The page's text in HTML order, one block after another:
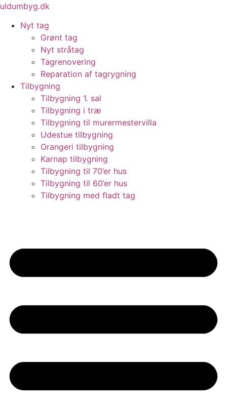
Videre
indhold
uldumbyg.dk
Nyt tag
Grønt tag
Nyt stråtag
Tagrenovering
Reparation af tagrygning
Tilbygning
Tilbygning 1. sal
Tilbygning i træ
Tilbygning til murermestervilla
Udestue tilbygning
Orangeri tilbygning
Karnap tilbygning
Tilbygning til 70’er hus
Tilbygning til 60’er hus
Tilbygning med fladt tag